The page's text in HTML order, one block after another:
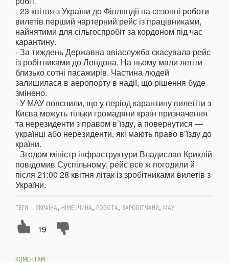
- 23 квітня з України до Фінляндії на сезонні роботи
вилетів перший чартерний рейс із працівниками,
найнятими для сільгоспробіт за кордоном під час
карантину.
- За тиждень Державна авіаслужба скасувала рейс
із робітниками до Лондона. На ньому мали летіти
близько сотні пасажирів. Частина людей
залишилася в аеропорту в надії, що рішення буде
змінено.
- У МАУ пояснили, що у період карантину вилетіти з
Києва можуть тільки громадяни країн призначення
та нерезиденти з правом в’їзду, а повернутися —
українці або нерезиденти, які мають право в’їзду до
країни.
- Згодом міністр інфраструктури Владислав Криклій
повідомив Суспільному, рейс все ж погодили й
після 21:00 28 квітня літак із зробітниками вилетів з
України.
ТЕГИ: УКРАЇНА, НІМЕЧЧИНА, РОБОТА, ЗАРОБІТЧАНИ, МАУ
19
КОМЕНТАРІ: